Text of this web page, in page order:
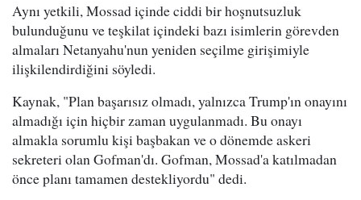
Aynı yetkili, Mossad içinde ciddi bir hoşnutsuzluk
bulunduğunu ve teşkilat içindeki bazı isimlerin görevden
almaları Netanyahu'nun yeniden seçilme girişimiyle
ilişkilendirdiğini söyledi.
Kaynak, "Plan başarısız olmadı, yalnızca Trump'ın onayını
almadığı için hiçbir zaman uygulanmadı. Bu onayı
almakla sorumlu kişi başbakan ve o dönemde askeri
sekreteri olan Gofman'dı. Gofman, Mossad'a katılmadan
önce planı tamamen destekliyordu" dedi.